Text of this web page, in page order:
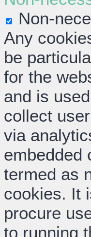
Non-
Any
be
for the
and is
collect
via
embedded
termed as
cookies. It
procure
to running